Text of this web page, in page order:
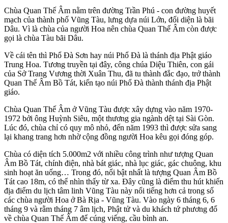
Chùa Quan Thế Âm nằm trên đường Trần Phú - con đường huyết
mạch của thành phố Vũng Tàu, lưng dựa núi Lớn, đối diện là bãi
Dâu. Vì là chùa của người Hoa nên chùa Quan Thế Âm còn được
gọi là chùa Tàu bãi Dâu.
Về cái tên thì Phổ Đà Sơn hay núi Phổ Đà là thánh địa Phật giáo
Trung Hoa. Tương truyền tại đây, công chúa Diệu Thiên, con gái
của Sở Trang Vương thời Xuân Thu, đã tu thành đắc đạo, trở thành
Quan Thế Âm Bồ Tát, kiến tạo núi Phổ Đà thành thánh địa Phật
giáo.
Chùa Quan Thế Âm ở Vũng Tàu được xây dựng vào năm 1970-
1972 bởi ông Huỳnh Siêu, một thương gia ngành dệt tại Sài Gòn.
Lúc đó, chùa chỉ có quy mô nhỏ, đến năm 1993 thì được sửa sang
lại khang trang hơn nhờ cộng đồng người Hoa kêu gọi đóng góp.
Chùa có diện tích 5.000m2 với nhiều công trình như tượng Quan
Âm Bồ Tát, chính điện, nhà bát giác, nhà lục giác, gác chuông, khu
sinh hoạt ăn uống… Trong đó, nổi bật nhất là tượng Quan Âm Bồ
Tát cao 18m, có thể nhìn thấy từ xa. Đây cũng là điểm thu hút khiến
địa điểm du lịch tâm linh Vũng Tàu này nổi tiếng hơn cả trong số
các chùa người Hoa ở Bà Rịa - Vũng Tàu. Vào ngày 6 tháng 6, 6
tháng 9 và rằm tháng 7 âm lịch, Phật tử và du khách tứ phương đổ
về chùa Quan Thế Âm để cúng viếng, cầu bình an.